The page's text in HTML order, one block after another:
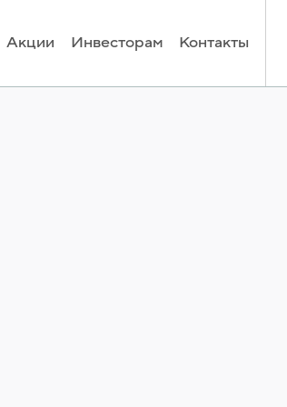
Акции Инвесторам Контакты